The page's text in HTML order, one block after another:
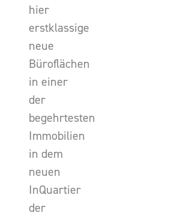
hier
erstklassige
neue
Büroflächen
in einer
der
begehrtesten
Immobilien
in dem
neuen
InQuartier
der